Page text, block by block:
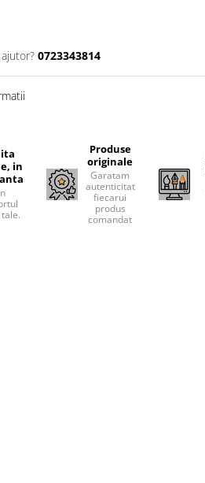
0723343814
in
Produse
originale
Garatam
autenticitatea
fiecarui
produs
comandat